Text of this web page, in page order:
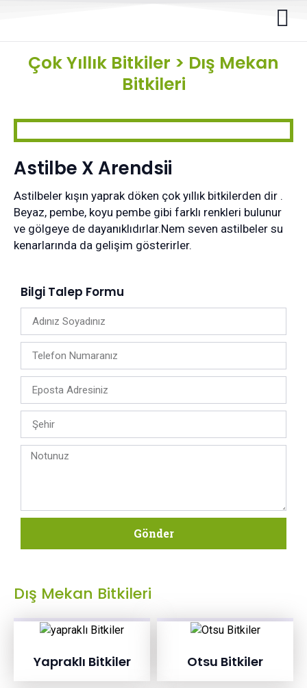
Çok Yıllık Bitkiler > Dış Mekan
Bitkileri
Astilbe X Arendsii
Astilbeler kışın yaprak döken çok yıllık bitkilerden dir .
Beyaz, pembe, koyu pembe gibi farklı renkleri bulunur
ve gölgeye de dayanıklıdırlar.Nem seven astilbeler su
kenarlarında da gelişim gösterirler.
Bilgi Talep Formu
Gönder
Dış Mekan Bitkileri
Yapraklı Bitkiler Otsu Bitkiler